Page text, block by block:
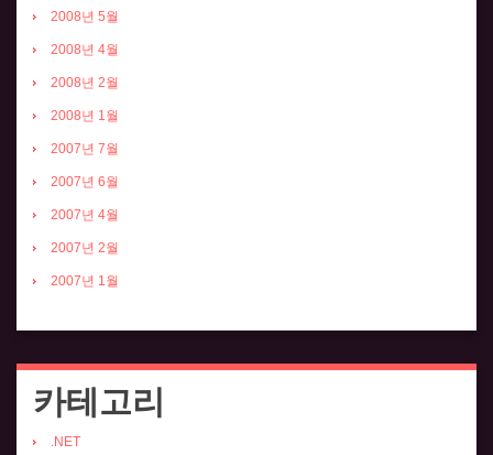
2008년 5월
2008년 4월
2008년 2월
2008년 1월
2007년 7월
2007년 6월
2007년 4월
2007년 2월
2007년 1월
카테고리
.NET